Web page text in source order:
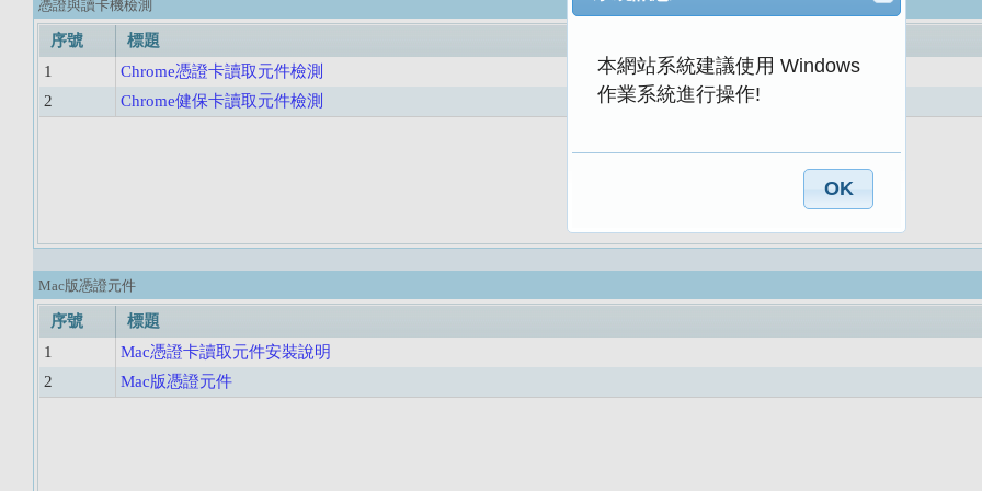
憑證與讀卡機檢測
序號
標題
1
Chrome憑證卡讀取元件檢測
2
Chrome健保卡讀取元件檢測
Mac版憑證元件
序號
標題
1
Mac憑證卡讀取元件安裝說明
2
Mac版憑證元件
本網站系統建議使用 Windows
作業系統進行操作!
OK